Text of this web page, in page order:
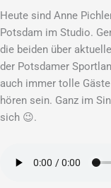
Heute sind Anne
Potsdam im Studio.
die beiden über
der Potsdamer
auch immer tolle
hören sein. Ganz im
sich 😉.